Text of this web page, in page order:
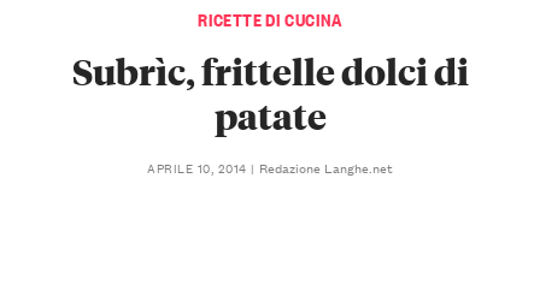
RICETTE DI CUCINA
Subrìc, frittelle dolci di
patate
APRILE 10, 2014 Redazione Langhe.net